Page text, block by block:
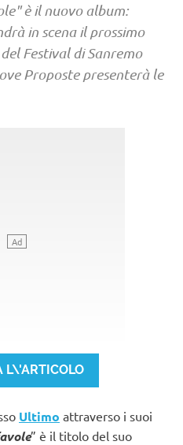
è il nuovo album:
in scena il prossimo
Festival di Sanremo
Proposte presenterà le
L\'ARTICOLO
Ultimo attraverso i suoi
” è il titolo del suo